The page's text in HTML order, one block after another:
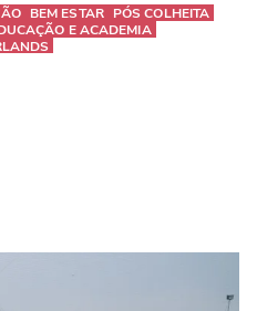
BEM ESTAR PÓS COLHEITA
E ACADEMIA